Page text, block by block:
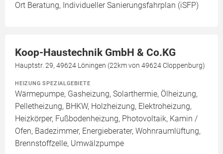
Ort Beratung, Individueller Sanierungsfahrplan (iSFP)
Koop-Haustechnik GmbH & Co.KG
Hauptstr. 29, 49624 Löningen (22km von 49624 Cloppenburg)
HEIZUNG SPEZIALGEBIETE
Wärmepumpe, Gasheizung, Solarthermie, Ölheizung,
Pelletheizung, BHKW, Holzheizung, Elektroheizung,
Heizkörper, Fußbodenheizung, Photovoltaik, Kamin /
Ofen, Badezimmer, Energieberater, Wohnraumlüftung,
Brennstoffzelle, Umwälzpumpe